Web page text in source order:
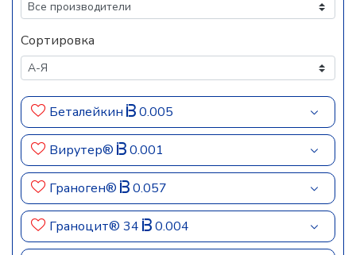
Сортировка
Беталейкин 0.005
Вирутер® 0.001
Граноген® 0.057
Граноцит® 34 0.004